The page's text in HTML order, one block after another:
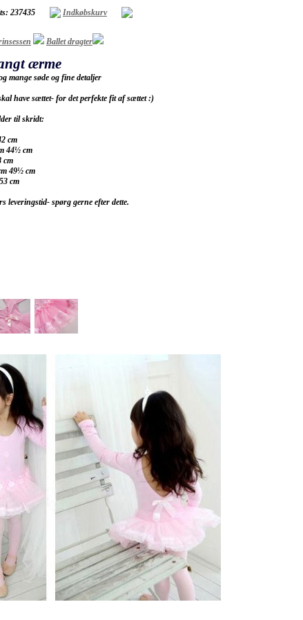
237435 Indkøbskurv
Ballet dragter
ærme
mange søde og fine detaljer
have sættet- for det perfekte fit af sættet :)
til skridt:
cm
44½ cm
cm
49½ cm
cm
spørg gerne efter dette.